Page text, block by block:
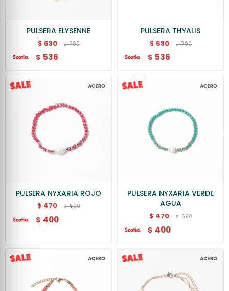
PULSERA ELYSENNE
$ 630 $ 790
$ 536
PULSERA THYALIS
$ 630 $ 790
$ 536
PULSERA NYXARIA ROJO
$ 470 $ 590
$ 400
PULSERA NYXARIA VERDE
AGUA
$ 470 $ 590
$ 400